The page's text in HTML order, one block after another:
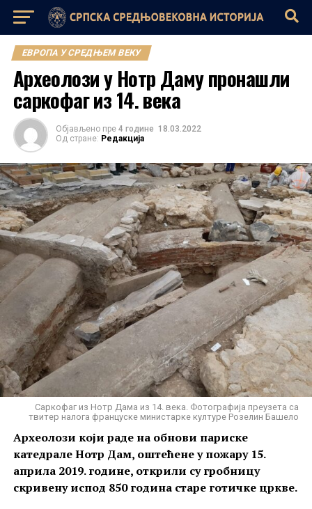
ЕВРОПА У СРЕДЊЕМ ВЕКУ
Археолози у Нотр Даму пронашли
саркофаг из 14. века
Објављено пре 4 године 18.03.2022
Од стране: Редакција
Саркофаг из Нотр Дама из 14. века. Фотографија преузета са
твитер налога француске министарке културе Розелин Башело
Археолози који раде на обнови париске
катедрале Нотр Дам, оштећене у пожару 15.
априла 2019. године, открили су гробницу
скривену испод 850 година старе готичке цркве.